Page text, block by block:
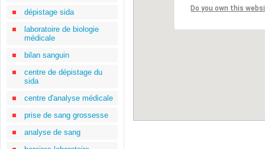
dépistage sida
laboratoire de biologie
médicale
bilan sanguin
centre de dépistage du
sida
centre d'analyse médicale
prise de sang grossesse
analyse de sang
Do you own this